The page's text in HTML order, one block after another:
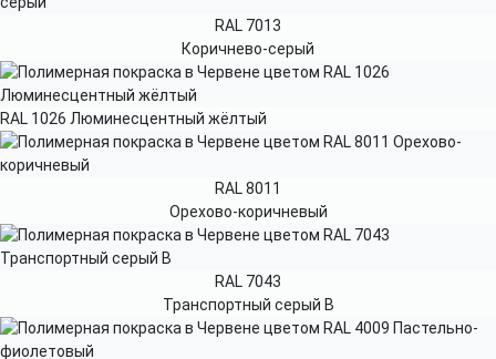
RAL 7013
Коричнево-серый
RAL 1026 Люминесцентный жёлтый
RAL 8011
Орехово-коричневый
RAL 7043
Транспортный серый B